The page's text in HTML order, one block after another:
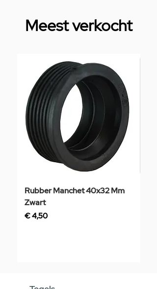
Meest verkocht
Rubber Manchet 40x32 Mm
Zwart
Prijs
€ 4,50